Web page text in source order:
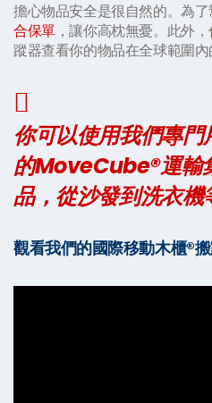
擔心物品安全是很自然的。為
合保單，讓你高枕無憂。此外
蹤器查看你的物品在全球範圍內
你可以使用我們專
的MoveCube®運輸
品，從沙發到洗衣機
觀看我們的國際移動木櫃®